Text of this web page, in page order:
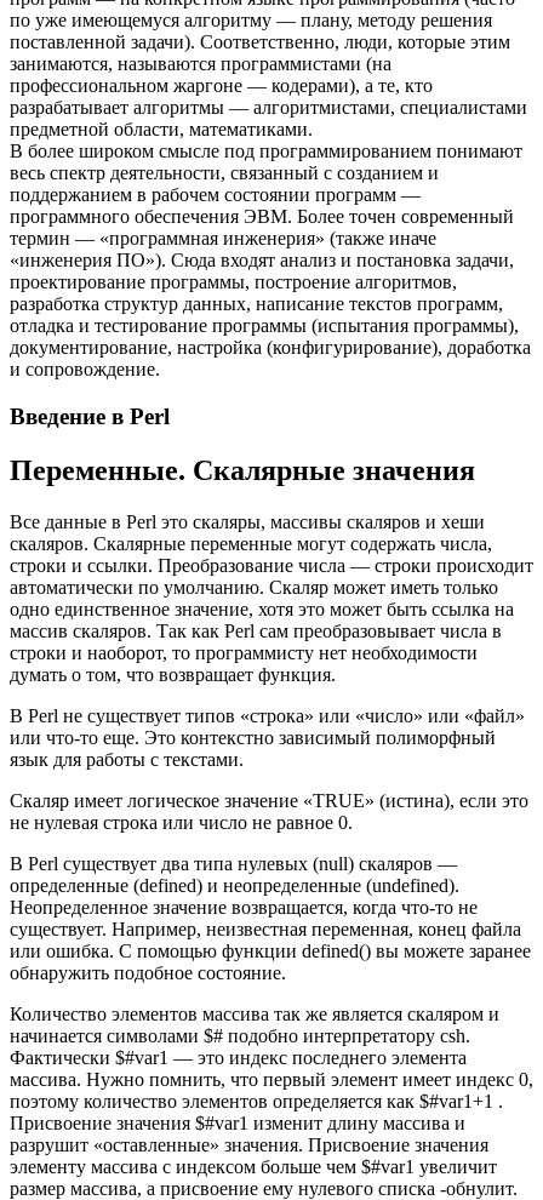
по уже имеющемуся алгоритму — плану, методу решения
поставленной задачи). Соответственно, люди, которые этим
занимаются, называются программистами (на
профессиональном жаргоне — кодерами), а те, кто
разрабатывает алгоритмы — алгоритмистами, специалистами
предметной области, математиками.
В более широком смысле под программированием понимают
весь спектр деятельности, связанный с созданием и
поддержанием в рабочем состоянии программ —
программного обеспечения ЭВМ. Более точен современный
термин — «программная инженерия» (также иначе
«инженерия ПО»). Сюда входят анализ и постановка задачи,
проектирование программы, построение алгоритмов,
разработка структур данных, написание текстов программ,
отладка и тестирование программы (испытания программы),
документирование, настройка (конфигурирование), доработка
и сопровождение.
Введение в Perl
Переменные. Скалярные значения
Все данные в Perl это скаляры, массивы скаляров и хеши
скаляров. Скалярные переменные могут содержать числа,
строки и ссылки. Преобразование числа — строки происходит
автоматически по умолчанию. Скаляр может иметь только
одно единственное значение, хотя это может быть ссылка на
массив скаляров. Так как Perl сам преобразовывает числа в
строки и наоборот, то программисту нет необходимости
думать о том, что возвращает функция.
В Perl не существует типов «строка» или «число» или «файл»
или что-то еще. Это контекстно зависимый полиморфный
язык для работы с текстами.
Скаляр имеет логическое значение «TRUE» (истина), если это
не нулевая строка или число не равное 0.
В Perl существует два типа нулевых (null) скаляров —
определенные (defined) и неопределенные (undefined).
Неопределенное значение возвращается, когда что-то не
существует. Например, неизвестная переменная, конец файла
или ошибка. С помощью функции defined() вы можете заранее
обнаружить подобное состояние.
Количество элементов массива так же является скаляром и
начинается символами $# подобно интерпретатору csh.
Фактически $#var1 — это индекс последнего элемента
массива. Нужно помнить, что первый элемент имеет индекс 0,
поэтому количество элементов определяется как $#var1+1 .
Присвоение значения $#var1 изменит длину массива и
разрушит «оставленные» значения. Присвоение значения
элементу массива с индексом больше чем $#var1 увеличит
размер массива, а присвоение ему нулевого списка -обнулит.